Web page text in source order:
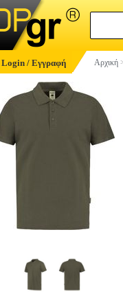
Login / Εγγραφή Αρχική